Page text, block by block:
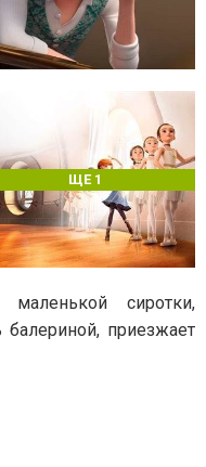
ЩЕ 1
маленькой сиротки,
балериной, приезжает